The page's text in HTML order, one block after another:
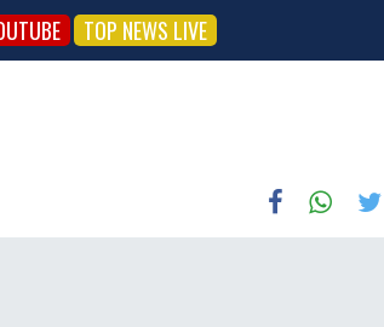
TOP NEWS LIVE